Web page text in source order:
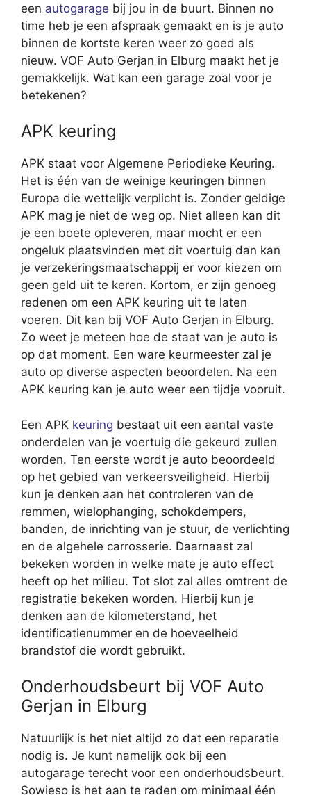
een autogarage bij jou in de buurt. Binnen no
time heb je een afspraak gemaakt en is je auto
binnen de kortste keren weer zo goed als
nieuw. VOF Auto Gerjan in Elburg maakt het je
gemakkelijk. Wat kan een garage zoal voor je
betekenen?
APK keuring
APK staat voor Algemene Periodieke Keuring.
Het is één van de weinige keuringen binnen
Europa die wettelijk verplicht is. Zonder geldige
APK mag je niet de weg op. Niet alleen kan dit
je een boete opleveren, maar mocht er een
ongeluk plaatsvinden met dit voertuig dan kan
je verzekeringsmaatschappij er voor kiezen om
geen geld uit te keren. Kortom, er zijn genoeg
redenen om een APK keuring uit te laten
voeren. Dit kan bij VOF Auto Gerjan in Elburg.
Zo weet je meteen hoe de staat van je auto is
op dat moment. Een ware keurmeester zal je
auto op diverse aspecten beoordelen. Na een
APK keuring kan je auto weer een tijdje vooruit.
Een APK keuring bestaat uit een aantal vaste
onderdelen van je voertuig die gekeurd zullen
worden. Ten eerste wordt je auto beoordeeld
op het gebied van verkeersveiligheid. Hierbij
kun je denken aan het controleren van de
remmen, wielophanging, schokdempers,
banden, de inrichting van je stuur, de verlichting
en de algehele carrosserie. Daarnaast zal
bekeken worden in welke mate je auto effect
heeft op het milieu. Tot slot zal alles omtrent de
registratie bekeken worden. Hierbij kun je
denken aan de kilometerstand, het
identificatienummer en de hoeveelheid
brandstof die wordt gebruikt.
Onderhoudsbeurt bij VOF Auto
Gerjan in Elburg
Natuurlijk is het niet altijd zo dat een reparatie
nodig is. Je kunt namelijk ook bij een
autogarage terecht voor een onderhoudsbeurt.
Sowieso is het aan te raden om minimaal één